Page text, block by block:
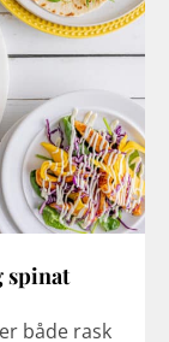
spinat
både rask